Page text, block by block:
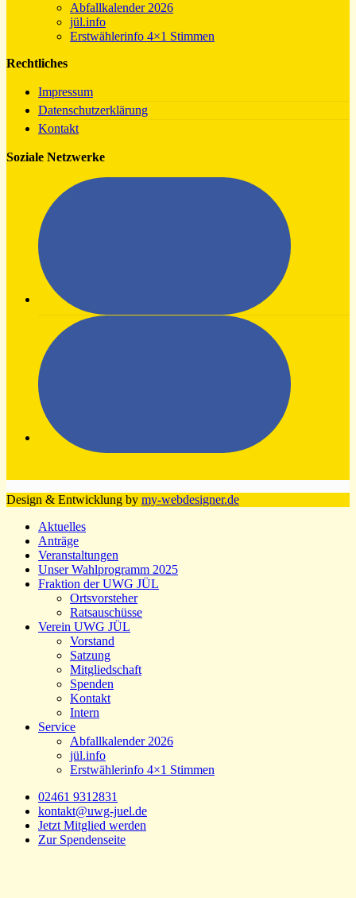
Abfallkalender 2026
jül.info
Erstwählerinfo 4×1 Stimmen
Rechtliches
Impressum
Datenschutzerklärung
Kontakt
Soziale Netzwerke
Design & Entwicklung by my-webdesigner.de
Aktuelles
Anträge
Veranstaltungen
Unser Wahlprogramm 2025
Fraktion der UWG JÜL
Ortsvorsteher
Ratsauschüsse
Verein UWG JÜL
Vorstand
Satzung
Mitgliedschaft
Spenden
Kontakt
Intern
Service
Abfallkalender 2026
jül.info
Erstwählerinfo 4×1 Stimmen
02461 9312831
kontakt@uwg-juel.de
Jetzt Mitglied werden
Zur Spendenseite